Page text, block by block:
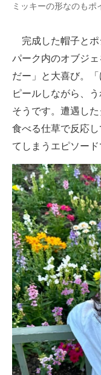
ミッキーの形なのもポ
完成した帽子とポ
パーク内のオブジ
だー」と大喜び。
ピールしながら、
そうです。遭遇した
食べる仕草で反応
てしまうエピソード